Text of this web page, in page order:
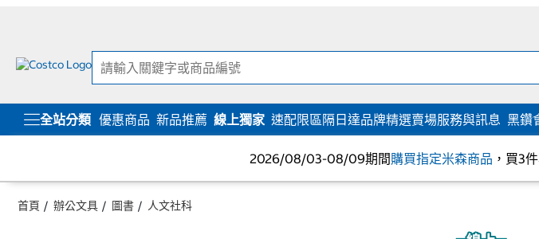
全站分類 優惠商品 新品推薦 線上獨家 速配限區隔日達品牌精選賣場服務與訊息 黑鑽
2026/08/03-08/09期間購買指定米森商品 ，買3
首頁 辦公文具 圖書 人文社科